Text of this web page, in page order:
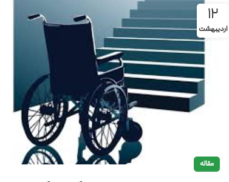
12
اردیبهشت
مقاله